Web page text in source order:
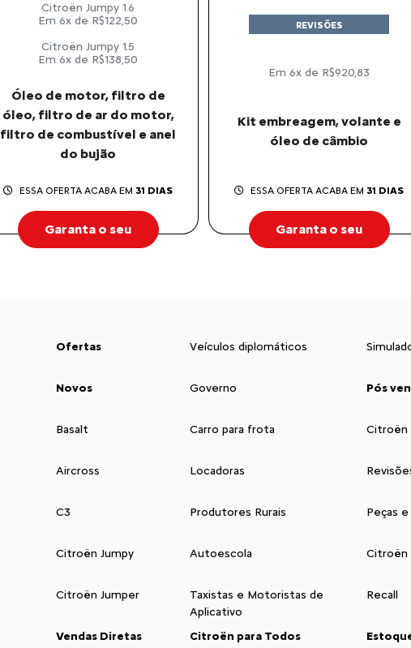
Óleo de motor, filtro de
óleo, filtro de ar do motor,
filtro de combustível e anel
do bujão
Citroën Jumpy 1.6
Em 6x de R$122,50
Citroën Jumpy 1.5
Em 6x de R$138,50
ESSA OFERTA ACABA EM 31 DIAS
Garanta o seu
Kit embreagem, volante e
óleo de câmbio
REVISÕES
Em 6x de R$920,83
ESSA OFERTA ACABA EM 31 DIAS
Garanta o seu
Ofertas
Novos
Basalt
Aircross
C3
Citroën Jumpy
Citroën Jumper
Vendas Diretas
Veículos diplomáticos
Governo
Carro para frota
Locadoras
Produtores Rurais
Autoescola
Taxistas e Motoristas de
Aplicativo
Citroën para Todos
Pós
Citroën
Peças
Citroën
Recall